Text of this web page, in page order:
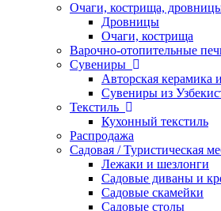
Очаги, кострища,
Дровницы
Очаги, кострища
Варочно-отопительные
Сувениры
Авторская керамика
Сувениры из
Текстиль
Кухонный текстиль
Распродажа
Садовая / Туристическая
Лежаки и шезлонги
Садовые диваны и
Садовые скамейки
Садовые столы